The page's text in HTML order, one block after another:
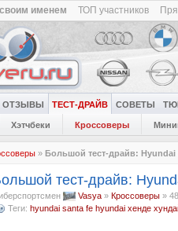
именем ТОП участников
ОТЗЫВЫ ТЕСТ-ДРАЙВ СОВЕТЫ
Хэтчбеки Кроссоверы
» Большой тест-драйв: Hyundai
тест-драйв:
Vasya » Кроссоверы »
Теги: hyundai santa fe hyundai хенде